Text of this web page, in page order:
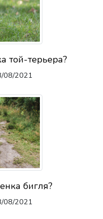
той-терьера?
08/2021
бигля?
08/2021